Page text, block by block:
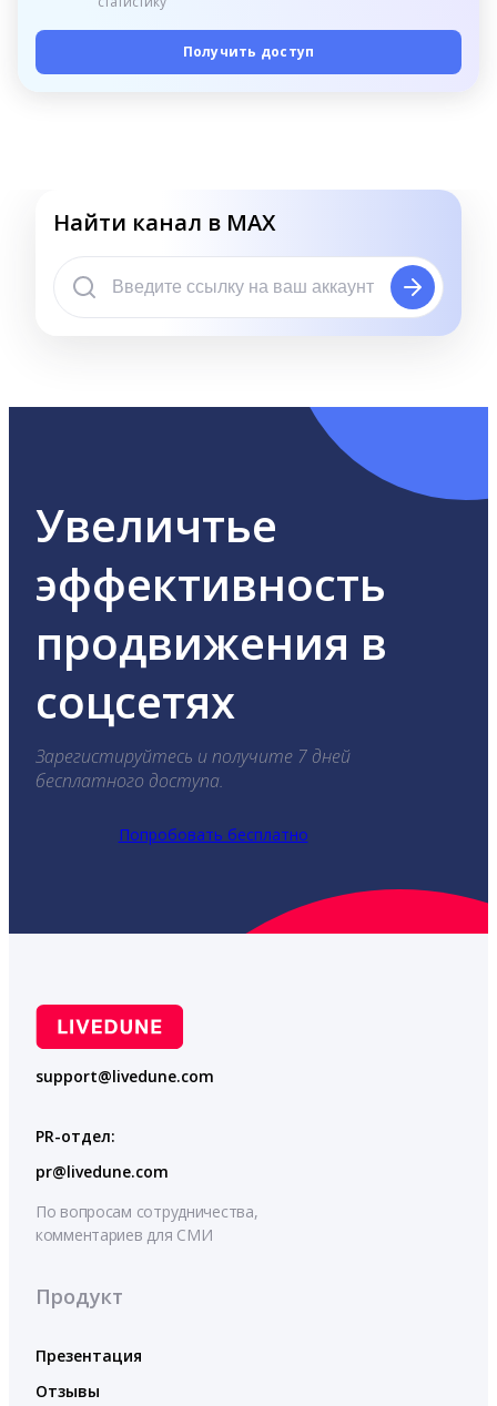
Получить доступ
Найти канал в MAX
Увеличтье
эффективность
продвижения в
соцсетях
Зарегистируйтесь и получите 7 дней
бесплатного доступа.
Попробовать бесплатно
support@livedune.com
PR-отдел:
pr@livedune.com
По вопросам сотрудничества,
комментариев для СМИ
Продукт
Презентация
Отзывы